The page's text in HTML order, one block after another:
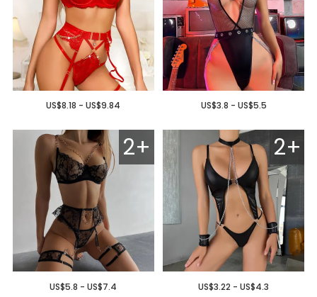
US$8.18 - US$9.84 US$3.8 - US$5.5
2+
US$5.8 - US$7.4
2+
US$3.22 - US$4.3